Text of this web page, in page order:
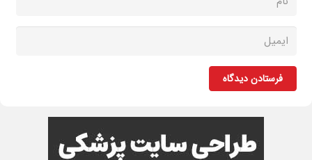
فرستادن دیدگاه